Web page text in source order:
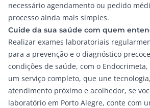
necessário agendamento ou pedido
processo ainda mais simples.
Cuide da sua saúde com quem
Realizar exames laboratoriais
para a prevenção e o diagnóstico
condições de saúde, com o Endocrimeta,
um serviço completo, que une
atendimento próximo e acolhedor, se
laboratório em Porto Alegre, conte com